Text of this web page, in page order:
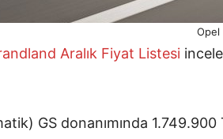
Opel
Aralık Fiyat Listesi
GS donanımında